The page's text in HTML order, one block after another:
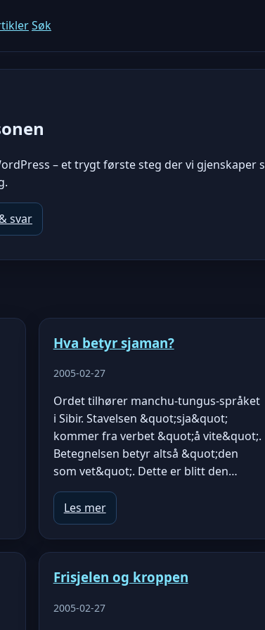
Søk
– et trygt første steg der vi
svar
Hva betyr sjaman?
2005-02-27
Ordet tilhører manchu-tungus-språket
i Sibir. Stavelsen &quot;sja&quot;
kommer fra verbet &quot;å vite&quot;.
Betegnelsen betyr altså &quot;den
som vet&quot;. Dette er blitt den…
Les mer
Frisjelen og kroppen
2005-02-27